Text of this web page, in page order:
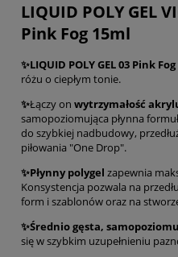
LIQUID POLY GEL
Pink Fog 15ml
✨LIQUID POLY GEL 03 Pink Fog
różu o ciepłym tonie.
✨Łączy on wytrzymałość
samopoziomująca płynna
do szybkiej nadbudowy,
piłowania "One Drop".
✨Płynny polygel zapewnia
Konsystencja pozwala na
form i szablonów oraz na
✨Średnio gęsta,
się w szybkim uzupełnieniu